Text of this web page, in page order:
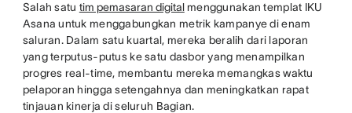
Salah satu tim pemasaran digitalmenggunakan templat IKU
Asana untuk menggabungkan metrik kampanye di enam
saluran. Dalam satu kuartal, mereka beralih dari laporan
yang terputus-putus ke satu dasbor yang menampilkan
progres real-time, membantu mereka memangkas waktu
pelaporan hingga setengahnya dan meningkatkan rapat
tinjauan kinerja di seluruh Bagian.